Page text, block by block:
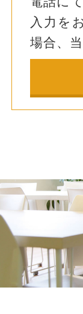
入力を
場合、